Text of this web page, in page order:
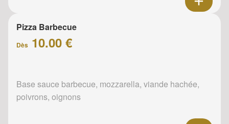
Pizza Barbecue
Dès 10.00 €
Base sauce barbecue, mozzarella, viande hachée,
poivrons, oignons